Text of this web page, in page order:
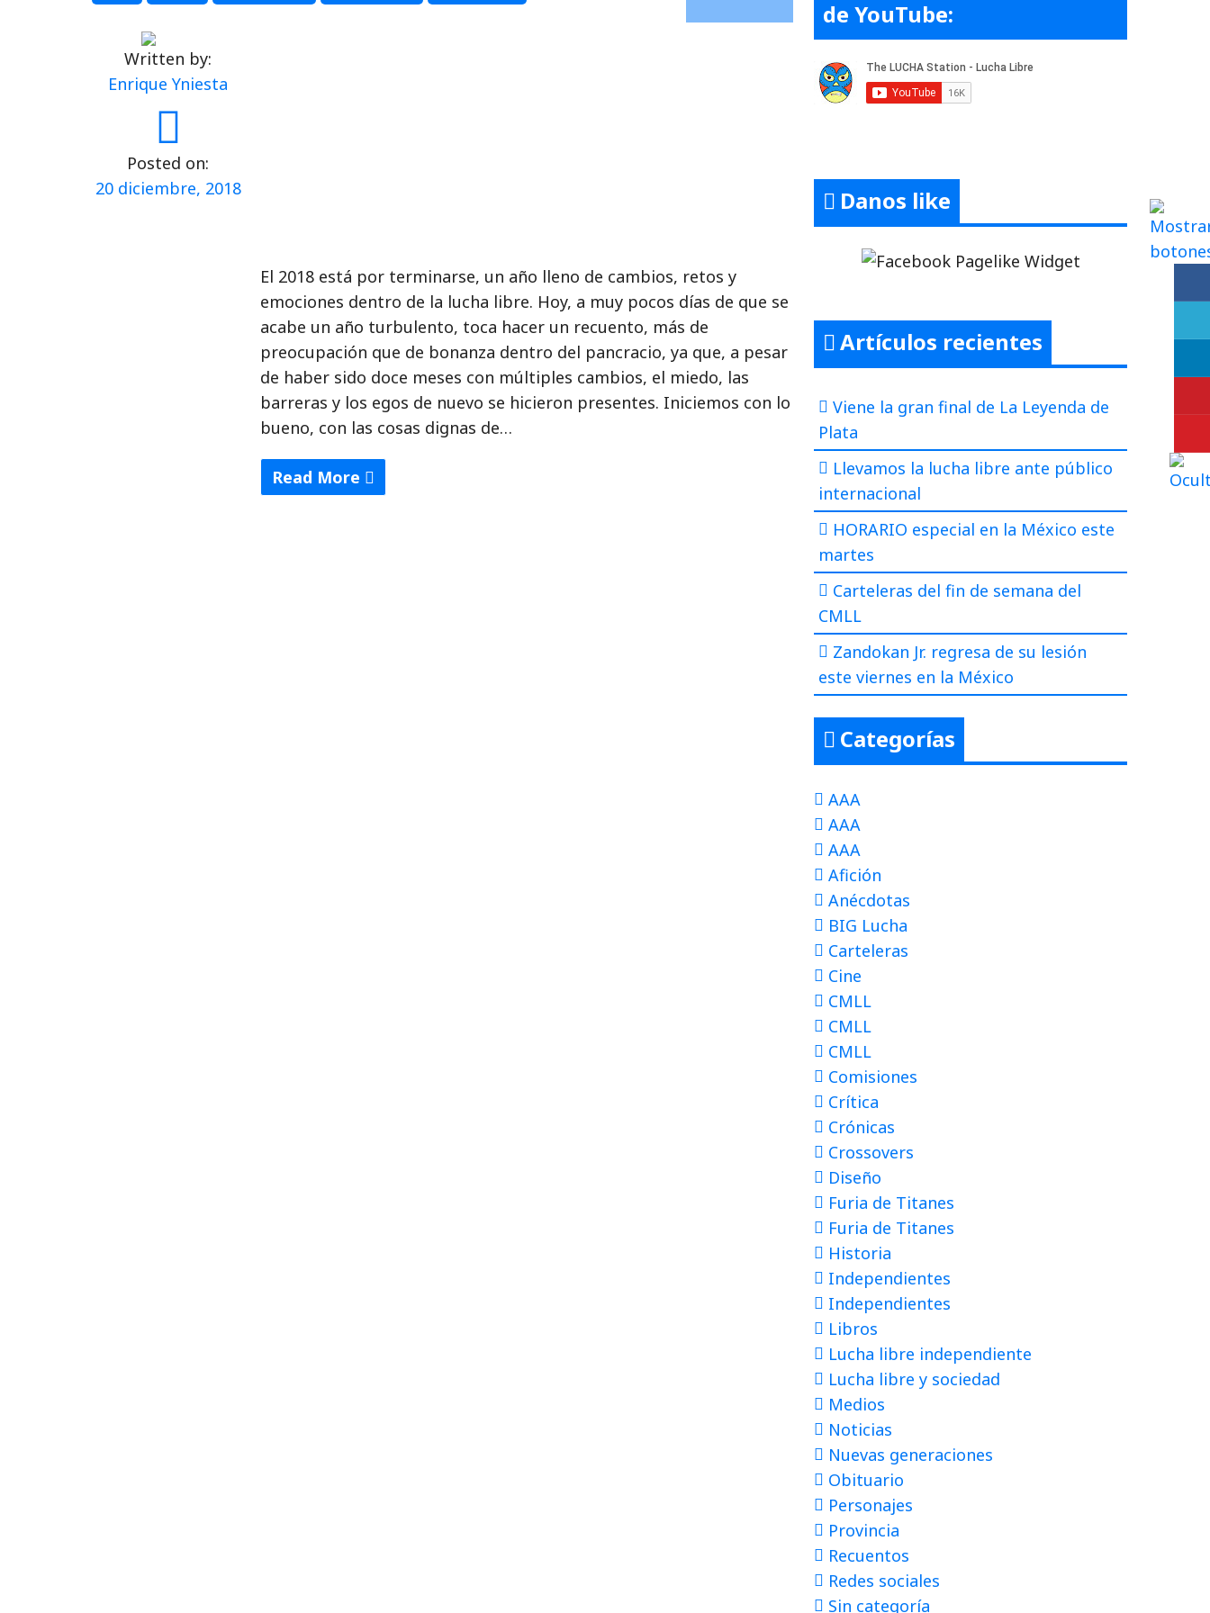
Written by:
Enrique Yniesta
Posted on:
20 diciembre, 2018
El 2018 está por terminarse, un año lleno de cambios, retos y
emociones dentro de la lucha libre. Hoy, a muy pocos días de que se
acabe un año turbulento, toca hacer un recuento, más de
preocupación que de bonanza dentro del pancracio, ya que, a pesar
de haber sido doce meses con múltiples cambios, el miedo, las
barreras y los egos de nuevo se hicieron presentes. Iniciemos con lo
bueno, con las cosas dignas de…
Read More
de YouTube:
Danos like
Artículos recientes
Viene la gran final de La Leyenda de
Plata
Llevamos la lucha libre ante público
internacional
HORARIO especial en la México este
martes
Carteleras del fin de semana del
CMLL
Zandokan Jr. regresa de su lesión
este viernes en la México
Categorías
AAA
AAA
AAA
Afición
Anécdotas
BIG Lucha
Carteleras
Cine
CMLL
CMLL
CMLL
Comisiones
Crítica
Crónicas
Crossovers
Diseño
Furia de Titanes
Furia de Titanes
Historia
Independientes
Independientes
Libros
Lucha libre independiente
Lucha libre y sociedad
Medios
Noticias
Nuevas generaciones
Obituario
Personajes
Provincia
Recuentos
Redes sociales
Sin categoría